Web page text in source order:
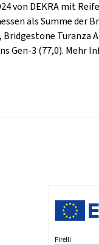
von DEKRA mit
als Summe der
Turanza
Gen-3 (77,0). Mehr
Pirelli